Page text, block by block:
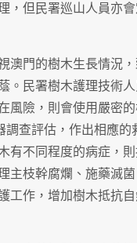
，但民署巡山人員亦
澳門的樹木生長情況
。民署樹木護理技術
風險，則會使用嚴密
調查評估，作出相應
有不同程度的病症，
主枝幹腐爛、施藥滅
工作，增加樹木抵抗